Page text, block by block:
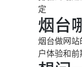
定
烟台
烟台做网
户体验和前